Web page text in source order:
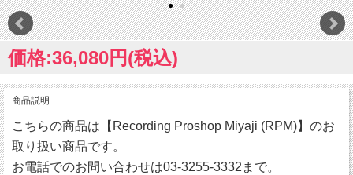
価格:36,080円(税込)
商品説明
こちらの商品は【Recording Proshop Miyaji (RPM)】のお
取り扱い商品です。
お電話でのお問い合わせは03-3255-3332まで。